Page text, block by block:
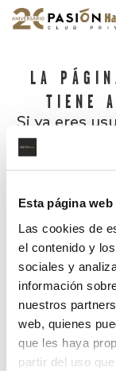
Esta página
Las cookies de
el contenido y
sociales y
información
nuestros
web, quienes
que les haya
partir del uso
LA
TIENE
Si ya eres
¿Has olvidado tu